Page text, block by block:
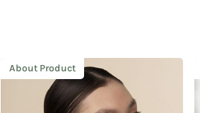
About Product